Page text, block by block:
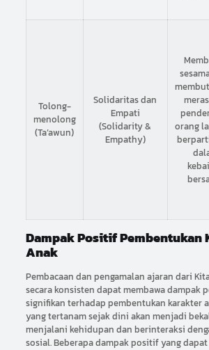
Tolong-
menolong
(Ta’awun)
Solidaritas dan
Empati
(Solidarity &
Empathy)
orang
Dampak Positif Pembentukan
Anak
Pembacaan dan pengamalan ajaran dari
secara konsisten dapat membawa dampak
signifikan terhadap pembentukan karakter
yang tertanam sejak dini akan menjadi
menjalani kehidupan dan berinteraksi
sosial. Beberapa dampak positif yang